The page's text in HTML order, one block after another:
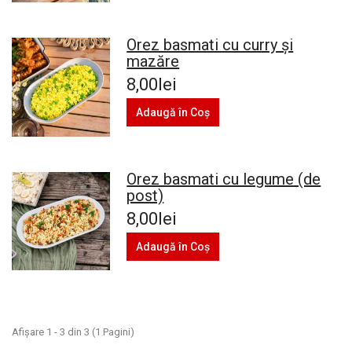
Orez basmati cu curry și
mazăre
8,00lei
Adaugă în Coş
Orez basmati cu legume (de
post)
8,00lei
Adaugă în Coş
Afişare 1 - 3 din 3 (1 Pagini)